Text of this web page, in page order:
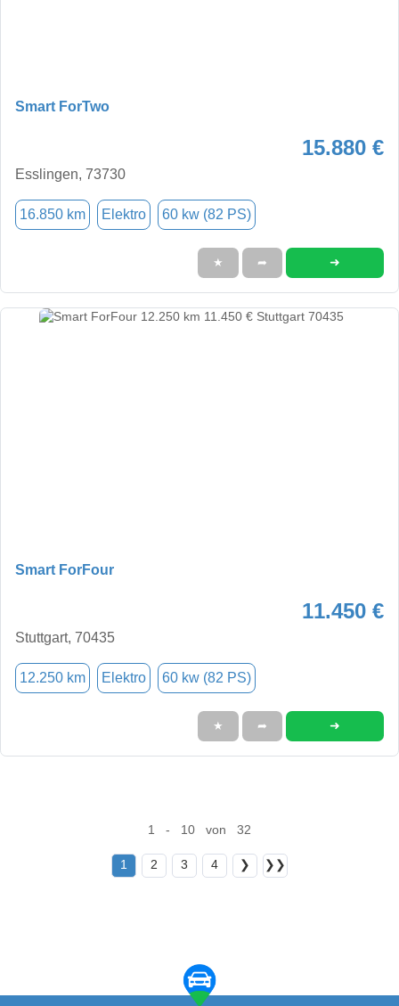
Smart ForTwo
15.880 €
Esslingen, 73730
16.850 km Elektro 60 kw (82 PS)
★ ➦ ➜
Smart ForFour
11.450 €
Stuttgart, 70435
12.250 km Elektro 60 kw (82 PS)
★ ➦ ➜
1 - 10 von 32
1 2 3 4 ❯ ❯❯